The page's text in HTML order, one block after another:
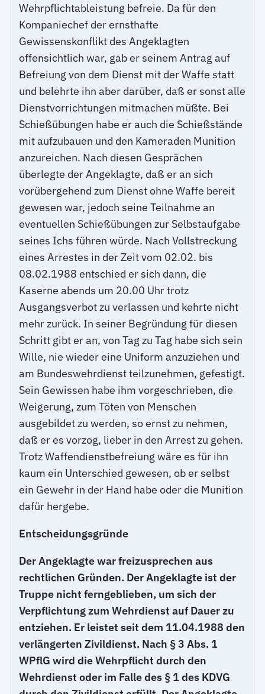
Wehrpflichtableistung befreie. Da für den
Kompaniechef der ernsthafte
Gewissenskonflikt des Angeklagten
offensichtlich war, gab er seinem Antrag auf
Befreiung von dem Dienst mit der Waffe statt
und belehrte ihn aber darüber, daß er sonst alle
Dienstvorrichtungen mitmachen müßte. Bei
Schießübungen habe er auch die Schießstände
mit aufzubauen und den Kameraden Munition
anzureichen. Nach diesen Gesprächen
überlegte der Angeklagte, daß er an sich
vorübergehend zum Dienst ohne Waffe bereit
gewesen war, jedoch seine Teilnahme an
eventuellen Schießübungen zur Selbstaufgabe
seines Ichs führen würde. Nach Vollstreckung
eines Arrestes in der Zeit vom 02.02. bis
08.02.1988 entschied er sich dann, die
Kaserne abends um 20.00 Uhr trotz
Ausgangsverbot zu verlassen und kehrte nicht
mehr zurück. In seiner Begründung für diesen
Schritt gibt er an, von Tag zu Tag habe sich sein
Wille, nie wieder eine Uniform anzuziehen und
am Bundeswehrdienst teilzunehmen, gefestigt.
Sein Gewissen habe ihm vorgeschrieben, die
Weigerung, zum Töten von Menschen
ausgebildet zu werden, so ernst zu nehmen,
daß er es vorzog, lieber in den Arrest zu gehen.
Trotz Waffendienstbefreiung wäre es für ihn
kaum ein Unterschied gewesen, ob er selbst
ein Gewehr in der Hand habe oder die Munition
dafür hergebe.
Entscheidungsgründe
Der Angeklagte war freizusprechen aus
rechtlichen Gründen. Der Angeklagte ist der
Truppe nicht ferngeblieben, um sich der
Verpflichtung zum Wehrdienst auf Dauer zu
entziehen. Er leistet seit dem 11.04.1988 den
verlängerten Zivildienst. Nach § 3 Abs. 1
WPflG wird die Wehrpflicht durch den
Wehrdienst oder im Falle des § 1 des KDVG